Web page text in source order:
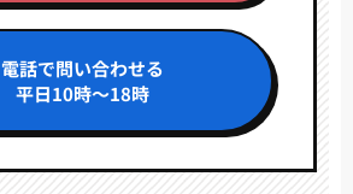
電話で問い合わせる
平日10時～18時